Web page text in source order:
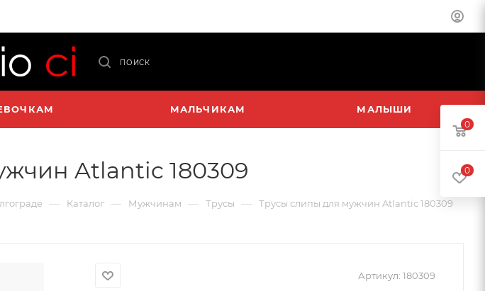
ПОИСК
МАЛЬЧИКАМ МАЛЫШИ
Atlantic 180309
— Каталог — Мужчинам — Трусы — Трусы слипы для мужчин Atlantic 180309
Артикул: 180309
0
0